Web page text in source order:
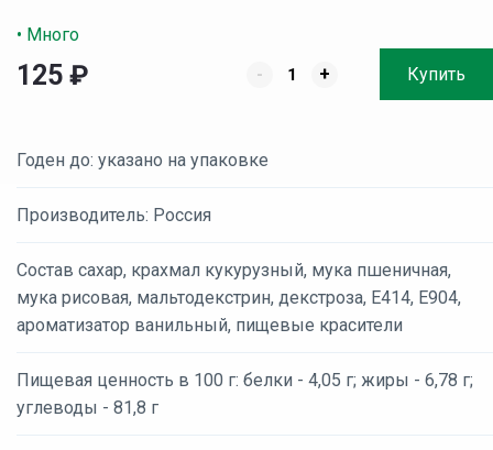
• Много
125 ₽ - + Купить
Годен до: указано на упаковке
Производитель: Россия
Состав сахар, крахмал кукурузный, мука пшеничная,
мука рисовая, мальтодекстрин, декстроза, E414, E904,
ароматизатор ванильный, пищевые красители
Пищевая ценность в 100 г: белки - 4,05 г; жиры - 6,78 г;
углеводы - 81,8 г